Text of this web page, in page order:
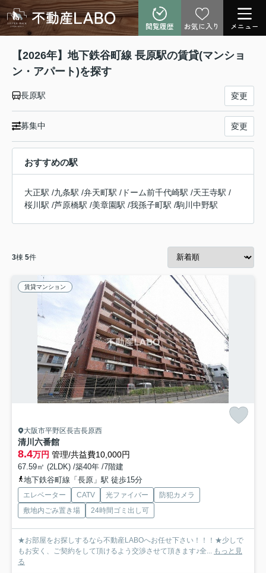
閲覧履歴 お気に入り メニュー
【2026年】地下鉄谷町線 長原駅の賃貸(マンショ
ン・アパート)を探す
長原駅 変更
募集中 変更
おすすめの駅
大正駅 /九条駅 /弁天町駅 / ドーム前千代崎駅 /天王寺駅 /
桜川駅 /芦原橋駅 /美章園駅 /我孫子町駅 /駒川中野駅
3棟 5件
賃貸マンション
大阪市平野区長吉長原西
清川六番館
8.4万円 管理/共益費10,000円
67.59㎡ (2LDK) /築40年 /7階建
地下鉄谷町線「長原」駅 徒歩15分
エレベーター CATV 光ファイバー
防犯カメラ
敷地内ごみ置き場
24時間ゴミ出し可
★お部屋をお探しするなら不動産LABOへお任せ下さい！！！★少しで
もお安く、ご契約をして頂けるよう交渉させて頂きます♪全...
もっと見
る